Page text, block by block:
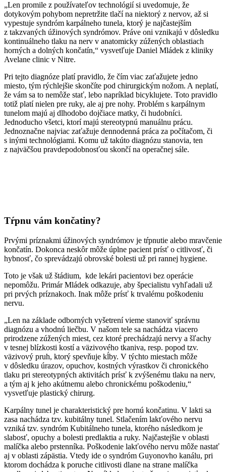
„Len promile z používateľov technológií si uvedomuje, že
dotykovým pohybom nepretržite tlačí na niektorý z nervov, až si
vypestuje syndróm karpálneho tunela, ktorý je najčastejším
z takzvaných úžinových syndrómov. Práve oni vznikajú v dôsledku
kontinuálneho tlaku na nerv v anatomicky zúžených oblastiach
horných a dolných končatín,“ vysvetľuje Daniel Mládek z kliniky
Avelane clinic v Nitre.
Pri tejto diagnóze platí pravidlo, že čím viac zaťažujete jedno
miesto, tým rýchlejšie skončíte pod chirurgickým nožom. A neplatí,
že vám sa to nemôže stať, lebo napríklad bicyklujete. Toto pravidlo
totiž platí nielen pre ruky, ale aj pre nohy. Problém s karpálnym
tunelom majú aj dlhodobo dojčiace matky, či hudobníci.
Jednoducho všetci, ktorí majú stereotypnú manuálnu prácu.
Jednoznačne najviac zaťažuje dennodenná práca za počítačom, či
s inými technológiami. Komu už takúto diagnózu stanovia, ten
z najväčšou pravdepodobnosťou skončí na operačnej sále.
Tŕpnu vám končatiny?
Prvými príznakmi úžinových syndrómov je tŕpnutie alebo mravčenie
končatín. Dokonca neskôr môže úplne pacient prísť o citlivosť, či
hybnosť, čo sprevádzajú obrovské bolesti už pri rannej hygiene.
Toto je však už štádium, kde lekári pacientovi bez operácie
nepomôžu. Primár Mládek odkazuje, aby špecialistu vyhľadali už
pri prvých príznakoch. Inak môže prísť k trvalému poškodeniu
nervu.
„Len na základe odborných vyšetrení vieme stanoviť správnu
diagnózu a vhodnú liečbu. V našom tele sa nachádza viacero
prirodzene zúžených miest, cez ktoré prechádzajú nervy a šľachy
v tesnej blízkosti kostí a väzivového tkaniva, resp. popod tzv.
väzivový pruh, ktorý spevňuje kĺby. V týchto miestach môže
v dôsledku úrazov, opuchov, kostných výrastkov či chronického
tlaku pri stereotypných aktivitách prísť k zvýšenému tlaku na nerv,
a tým aj k jeho akútnemu alebo chronickému poškodeniu,“
vysvetľuje plastický chirurg.
Karpálny tunel je charakteristický pre hornú končatinu. V lakti sa
zasa nachádza tzv. kubitálny tunel. Stlačením lakťového nervu
vzniká tzv. syndróm Kubitálneho tunela, ktorého následkom je
slabosť, opuchy a bolesti predlaktia a ruky. Najčastejšie v oblasti
malíčka alebo prstenníka. Poškodenie lakťového nervu môže nastať
aj v oblasti zápästia. Vtedy ide o syndróm Guyonovho kanálu, pri
ktorom dochádza k poruche citlivosti dlane na strane malíčka